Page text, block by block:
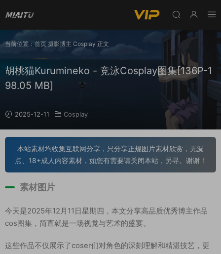
当前位置： 首页 摄影博主 Cosplay 正文
胡桃猫Kurumineko - 竞泳Cosplay图集[136P-1
98.05 MB]
2025-12-11 Cosplay
本站素材均收集互联网分享，只分享正规图片素材欣赏，无漏
点、18+成人内容素材，如您有需要请关闭本站，另寻。谢谢！
素材图片
今天是2025年12月11日星期四，本文分享高品质优秀博主作品
cos图集，简直就是一场视觉与艺术的盛宴。
这些作品不仅展示了coser们对角色的深刻理解和精湛技艺，更